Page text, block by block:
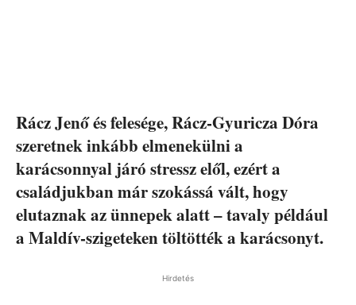
Rácz Jenő és felesége, Rácz-Gyuricza Dóra
szeretnek inkább elmenekülni a
karácsonnyal járó stressz elől, ezért a
családjukban már szokássá vált, hogy
elutaznak az ünnepek alatt – tavaly például
a Maldív-szigeteken töltötték a karácsonyt.
Hirdetés